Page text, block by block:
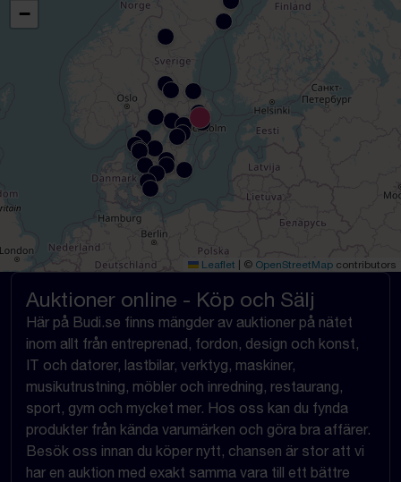
−
Leaflet © OpenStreetMap contributors
Auktioner online - Köp och Sälj
Här på Budi.se finns mängder av auktioner på nätet
inom allt från entreprenad, fordon, design och konst,
IT och datorer, lastbilar, verktyg, maskiner,
musikutrustning, möbler och inredning, restaurang,
sport, gym och mycket mer. Hos oss kan du fynda
produkter från kända varumärken och göra bra affärer.
Besök oss innan du köper nytt, chansen är stor att vi
har en auktion med exakt samma vara till ett bättre